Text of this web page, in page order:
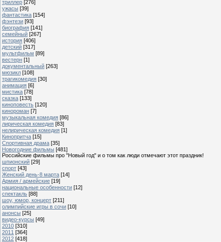
триллер [276]
ужасы [39]
фантастика [154]
фэнтези [93]
биография [141]
семейный [267]
история [406]
детский [317]
мультфильм [89]
вестерн [1]
документальный [263]
мюзикл [108]
трагикомедия [30]
анимация [6]
мистика [78]
сказка [133]
киноповесть [120]
кинороман [7]
музыкальная комедия [86]
лирическая комедия [83]
нелирическая комедия [1]
Кинопритча [15]
Спортивная драма [35]
Новогодние фильмы [481]
Российские фильмы про "Новый год" и о том как люди отмечают этот праздник!
шпионский [29]
спорт [43]
Женский день-8 марта [14]
Армия / армейские [19]
национальные особенности [12]
спектакль [88]
шоу, юмор, концерт [211]
олимпийские игры в сочи [10]
анонсы [25]
видео-курсы [49]
2010 [310]
2011 [364]
2012 [418]